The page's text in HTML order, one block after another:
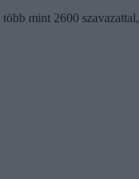
mint 2600